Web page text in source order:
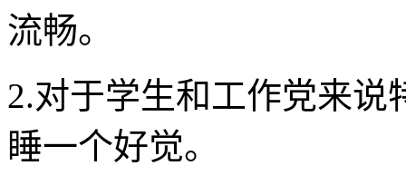
流畅。
2.对于学生和工作党来
睡一个好觉。